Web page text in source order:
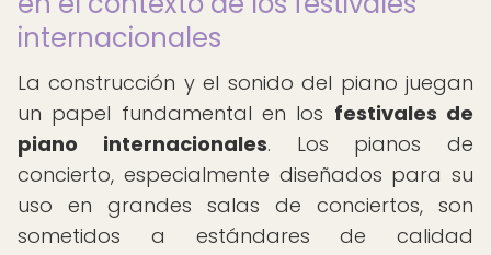
internacionales
La construcción y el sonido del piano juegan
un papel fundamental en los festivales de
piano internacionales. Los pianos de
concierto, especialmente diseñados para su
uso en grandes salas de conciertos, son
sometidos a estándares de calidad